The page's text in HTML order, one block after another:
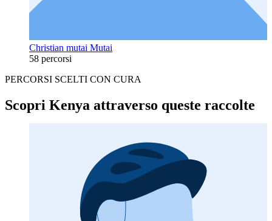
Christian mutai Mutai
58 percorsi
PERCORSI SCELTI CON CURA
Scopri Kenya attraverso queste raccolte